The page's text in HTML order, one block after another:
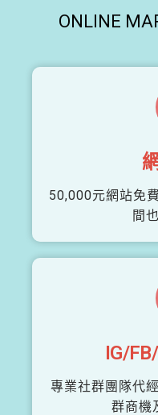
ONLINE
50,000元網站免
間
IG/
專業社群團隊代
群商機